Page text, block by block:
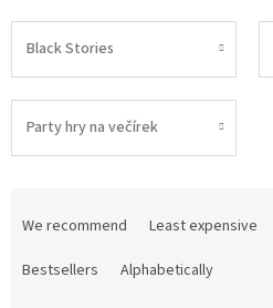
Black Stories
Party hry na večírek
We recommend Least expensive
Bestsellers
Alphabetically